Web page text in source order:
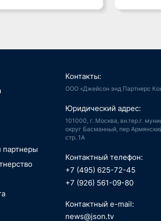
Интернет
LegalTech
данные,
4.0,
книги
АСУ ТП, IoT
3D
мотивация
БАС
город
3D
ИБ, КИИ
партнеры
Контакты:
ООО «Джейсон энд Партнерс
Юридический адрес:
101000, г. Москва, вн.тер.г.
округ Басманный, пер
стр. 1А
Контактный телефон:
+7 (495) 625-72-45
+7 (926) 561-09-80
Контактный e-mail:
news@json.tv